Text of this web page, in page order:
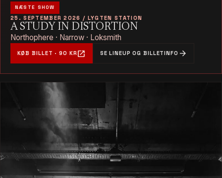
NÆSTE SHOW
25. SEPTEMBER 2026 / LYGTEN STATION
A STUDY IN DISTORTION
Northophere · Narrow · Loksmith
KØB BILLET · 90 KR open_in_new SE LINEUP OG BILLETINFO arrow_forward